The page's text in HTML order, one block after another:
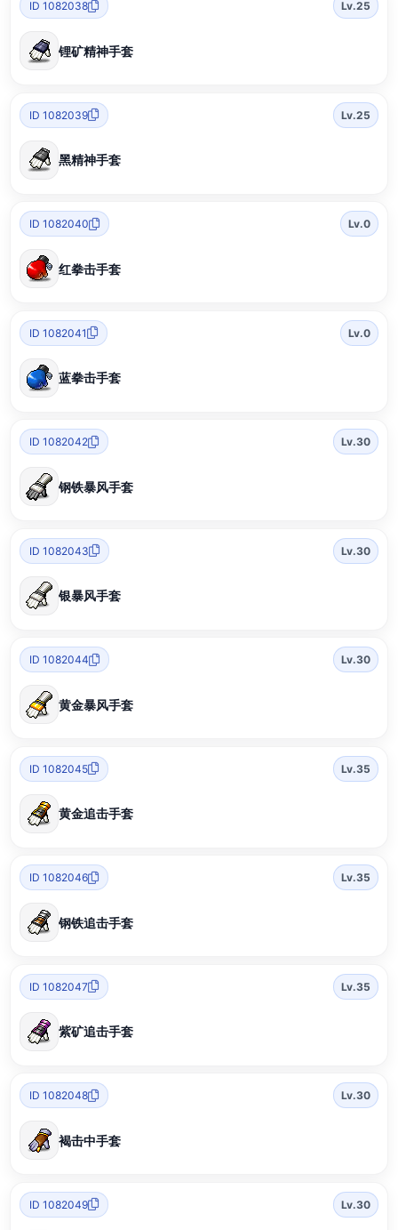
ID 1082038 Lv.25
锂矿精神手套
ID 1082039 Lv.25
黑精神手套
ID 1082040 Lv.0
红拳击手套
ID 1082041 Lv.0
蓝拳击手套
ID 1082042 Lv.30
钢铁暴风手套
ID 1082043 Lv.30
银暴风手套
ID 1082044 Lv.30
黄金暴风手套
ID 1082045 Lv.35
黄金追击手套
ID 1082046 Lv.35
钢铁追击手套
ID 1082047 Lv.35
紫矿追击手套
ID 1082048 Lv.30
褐击中手套
ID 1082049 Lv.30